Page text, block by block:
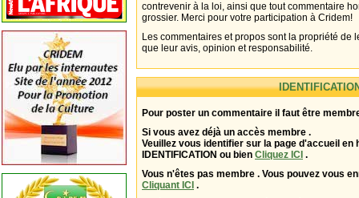
contrevenir à la loi, ainsi que tout commentaire
grossier. Merci pour votre participation à Cridem!
Les commentaires et propos sont la propriété de
que leur avis, opinion et responsabilité.
Pour poster un commentaire il faut être
Si vous avez déjà un accès membre .
Veuillez vous identifier sur la page d'accueil en
IDENTIFICATION ou bien Cliquez ICI .
Vous n'êtes pas membre . Vous pouvez vous
Cliquant ICI .